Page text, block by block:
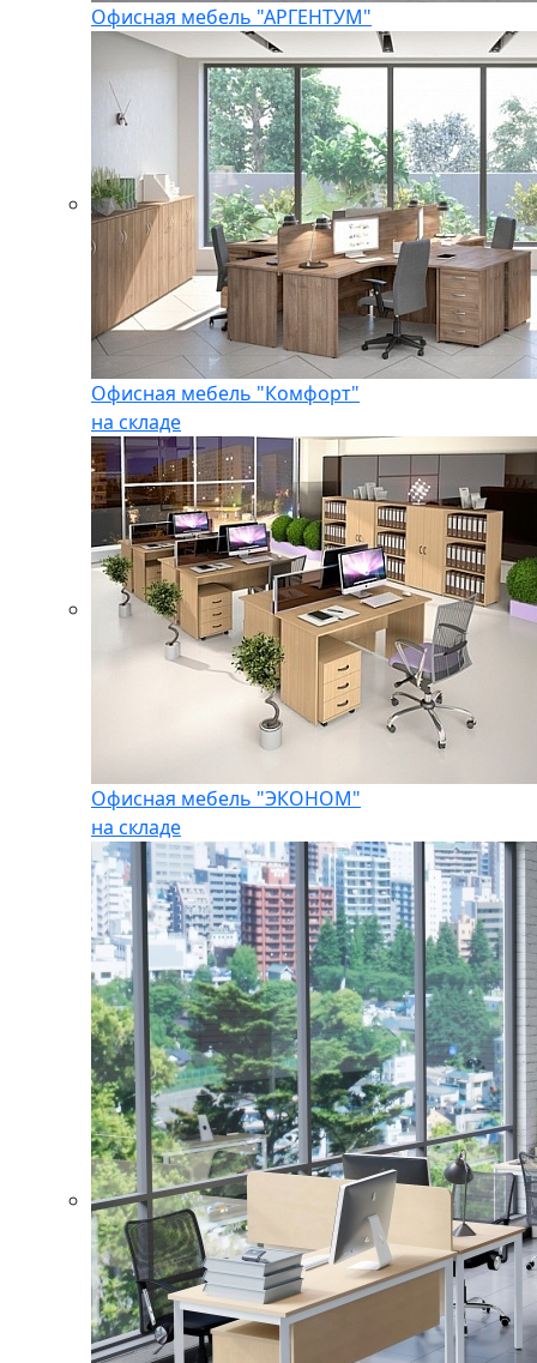
Офисная мебель "АРГЕНТУМ"
Офисная мебель "Комфорт"
на складе
Офисная мебель "ЭКОНОМ"
на складе